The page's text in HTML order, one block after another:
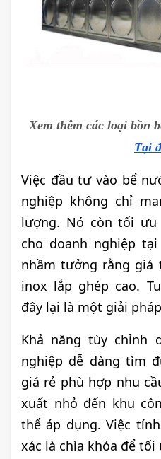
Xem thêm các loại bồn
Tại
Việc đầu tư vào bể
nghiệp không chỉ
lượng. Nó còn tối
cho doanh nghiệp
nhầm tưởng rằng giá
inox lắp ghép cao.
đây lại là một giải
Khả năng tùy chỉnh
nghiệp dễ dàng tìm
giá rẻ phù hợp nhu
xuất nhỏ đến khu
thể áp dụng. Việc
xác là chìa khóa để